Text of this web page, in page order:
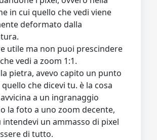
in cui quello che vedi viene
deformato dalla
utile ma non puoi prescindere
vedi a zoom 1:1.
pietra, avevo capito un punto
che dicevi tu. è la cosa
a un ingranaggio
la foto a uno zoom decente,
un ammasso di pixel
di tutto.